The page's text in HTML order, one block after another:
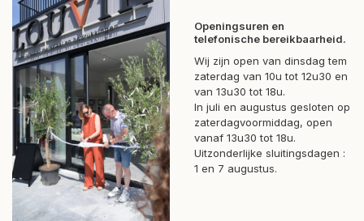
Openingsuren en
telefonische bereikbaarheid.
Wij zijn open van dinsdag tem
zaterdag van 10u tot 12u30 en
van 13u30 tot 18u.
In juli en augustus gesloten op
zaterdagvoormiddag, open
vanaf 13u30 tot 18u.
Uitzonderlijke sluitingsdagen :
1 en 7 augustus.